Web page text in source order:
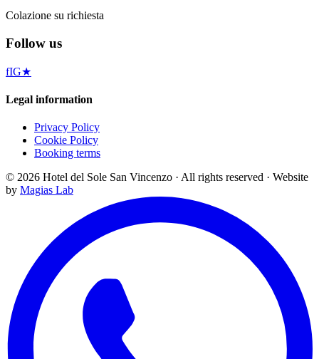
Colazione su richiesta
Follow us
fIG★
Legal information
Privacy Policy
Cookie Policy
Booking terms
© 2026 Hotel del Sole San Vincenzo · All rights reserved · Website
by Magias Lab